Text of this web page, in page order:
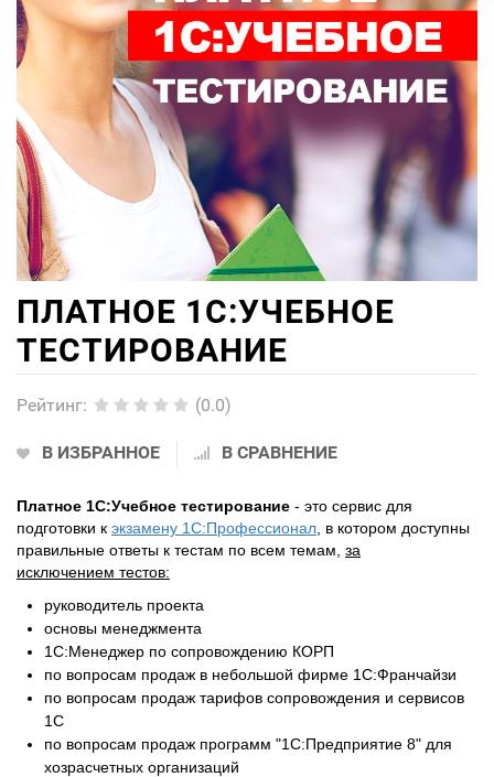
ПЛАТНОЕ 1С:УЧЕБНОЕ
ТЕСТИРОВАНИЕ
Рейтинг: (0.0)
В ИЗБРАННОЕ В СРАВНЕНИЕ
Платное 1С:Учебное тестирование - это сервис для
подготовки к экзамену 1С:Профессионал , в котором доступны
правильные ответы к тестам по всем темам, за
исключением тестов:
руководитель проекта
основы менеджмента
1С:Менеджер по сопровождению КОРП
по вопросам продаж в небольшой фирме 1С:Франчайзи
по вопросам продаж тарифов сопровождения и сервисов
1С
по вопросам продаж программ "1С:Предприятие 8" для
хозрасчетных организаций